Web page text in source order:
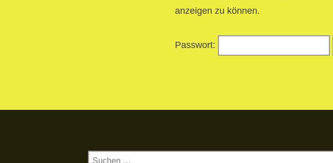
anzeigen zu können.
Passwort:
Suchen